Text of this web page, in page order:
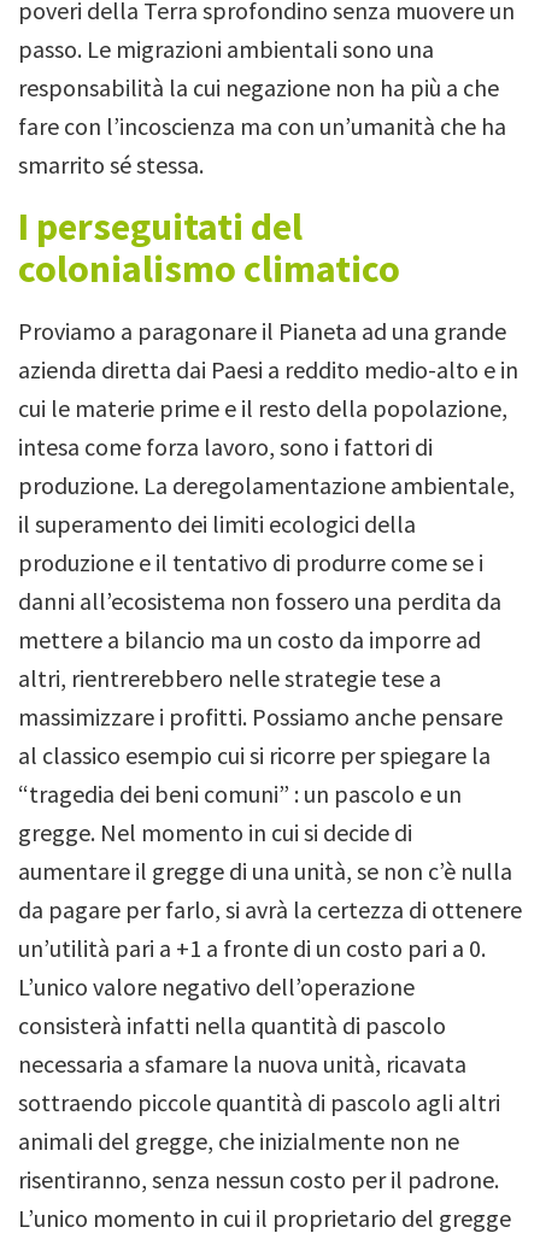
poveri della Terra sprofondino senza muovere un
passo. Le migrazioni ambientali sono una
responsabilità la cui negazione non ha più a che
fare con l’incoscienza ma con un’umanità che ha
smarrito sé stessa.
I perseguitati del
colonialismo climatico
Proviamo a paragonare il Pianeta ad una grande
azienda diretta dai Paesi a reddito medio-alto e in
cui le materie prime e il resto della popolazione,
intesa come forza lavoro, sono i fattori di
produzione. La deregolamentazione ambientale,
il superamento dei limiti ecologici della
produzione e il tentativo di produrre come se i
danni all’ecosistema non fossero una perdita da
mettere a bilancio ma un costo da imporre ad
altri, rientrerebbero nelle strategie tese a
massimizzare i profitti. Possiamo anche pensare
al classico esempio cui si ricorre per spiegare la
“tragedia dei beni comuni” : un pascolo e un
gregge. Nel momento in cui si decide di
aumentare il gregge di una unità, se non c’è nulla
da pagare per farlo, si avrà la certezza di ottenere
un’utilità pari a +1 a fronte di un costo pari a 0.
L’unico valore negativo dell’operazione
consisterà infatti nella quantità di pascolo
necessaria a sfamare la nuova unità, ricavata
sottraendo piccole quantità di pascolo agli altri
animali del gregge, che inizialmente non ne
risentiranno, senza nessun costo per il padrone.
L’unico momento in cui il proprietario del gregge